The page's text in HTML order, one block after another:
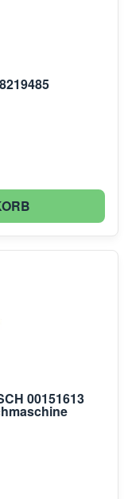
00151613